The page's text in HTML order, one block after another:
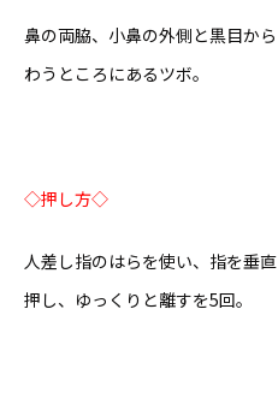
鼻の両脇、小鼻の外側と黒目か
わうところにあるツボ。
◇押し方◇
人差し指のはらを使い、指を垂
押し、ゆっくりと離すを5回。